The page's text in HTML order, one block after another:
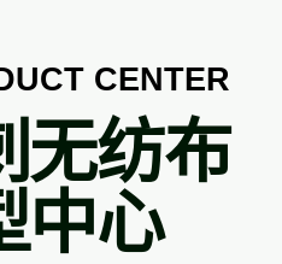
CENTER
无纺布
中心